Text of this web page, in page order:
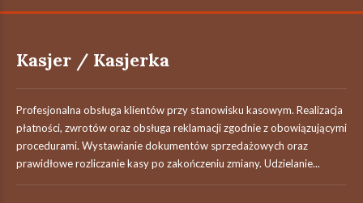
Kasjer / Kasjerka
Profesjonalna obsługa klientów przy stanowisku kasowym. Realizacja
płatności, zwrotów oraz obsługa reklamacji zgodnie z obowiązującymi
procedurami. Wystawianie dokumentów sprzedażowych oraz
prawidłowe rozliczanie kasy po zakończeniu zmiany. Udzielanie...